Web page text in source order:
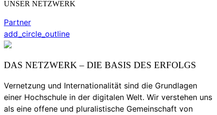
UNSER NETZWERK
Partner
add_circle_outline
DAS NETZWERK – DIE BASIS DES ERFOLGS
Vernetzung und Internationalität sind die Grundlagen
einer Hochschule in der digitalen Welt. Wir verstehen uns
als eine offene und pluralistische Gemeinschaft von